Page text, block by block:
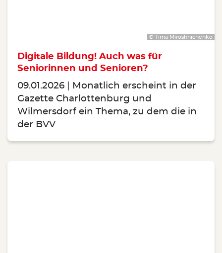
© Tima Miroshnichenko
Digitale Bildung! Auch was für
Seniorinnen und Senioren?
09.01.2026
Monatlich erscheint in der
Gazette Charlottenburg und
Wilmersdorf ein Thema, zu dem die in
der BVV